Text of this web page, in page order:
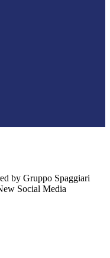
by Gruppo Spaggiari
Social Media